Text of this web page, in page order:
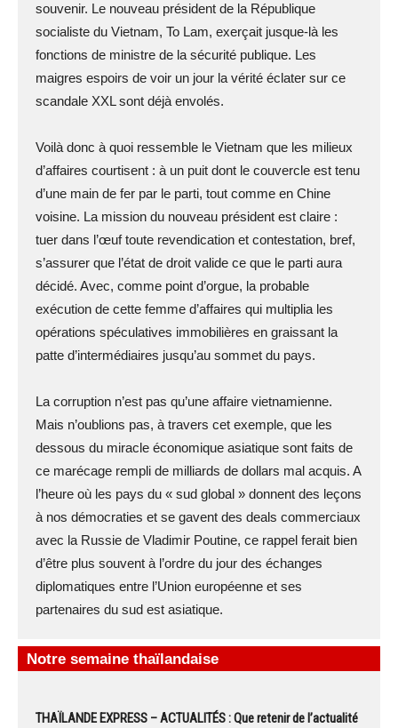
souvenir. Le nouveau président de la République
socialiste du Vietnam, To Lam, exerçait jusque-là les
fonctions de ministre de la sécurité publique. Les
maigres espoirs de voir un jour la vérité éclater sur ce
scandale XXL sont déjà envolés.
Voilà donc à quoi ressemble le Vietnam que les milieux
d’affaires courtisent : à un puit dont le couvercle est tenu
d’une main de fer par le parti, tout comme en Chine
voisine. La mission du nouveau président est claire :
tuer dans l’œuf toute revendication et contestation, bref,
s’assurer que l’état de droit valide ce que le parti aura
décidé. Avec, comme point d’orgue, la probable
exécution de cette femme d’affaires qui multiplia les
opérations spéculatives immobilières en graissant la
patte d’intermédiaires jusqu’au sommet du pays.
La corruption n’est pas qu’une affaire vietnamienne.
Mais n’oublions pas, à travers cet exemple, que les
dessous du miracle économique asiatique sont faits de
ce marécage rempli de milliards de dollars mal acquis. A
l’heure où les pays du « sud global » donnent des leçons
à nos démocraties et se gavent des deals commerciaux
avec la Russie de Vladimir Poutine, ce rappel ferait bien
d’être plus souvent à l’ordre du jour des échanges
diplomatiques entre l’Union européenne et ses
partenaires du sud est asiatique.
Notre semaine thaïlandaise
THAÏLANDE EXPRESS – ACTUALITÉS : Que retenir de l’actualité